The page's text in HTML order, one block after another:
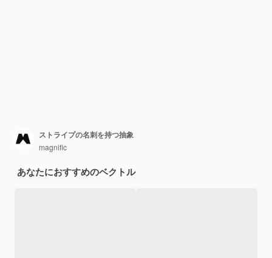
ストライプの名刺を持つ抽象
magnific
あなたにおすすめのベクトル